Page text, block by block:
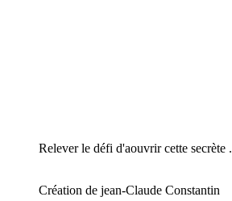
Relever le défi d'aouvrir cette secrète .
Création de jean-Claude Constantin